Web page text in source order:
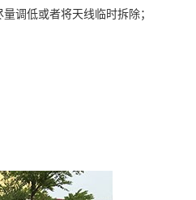
调低或者将天线临时拆除；